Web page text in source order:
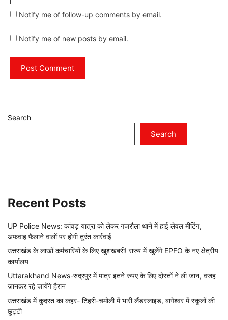
Notify me of follow-up comments by email.
Notify me of new posts by email.
Search
Search
Recent Posts
UP Police News: कांवड़ यात्रा को लेकर गजरौला थाने में हाई लेवल मीटिंग,
अफवाह फैलाने वालों पर होगी तुरंत कार्रवाई
उत्तराखंड के लाखों कर्मचारियों के लिए खुशखबरी! राज्य में खुलेंगे EPFO के नए क्षेत्रीय
कार्यालय
Uttarakhand News-रुद्रपुर में मात्र इतने रुपए के लिए दोस्तों ने ली जान, वजह
जानकर रहे जायेंगे हैरान
उत्तराखंड में कुदरत का कहर- टिहरी-चमोली में भारी लैंडस्लाइड, बागेश्वर में स्कूलों की
छुट्टी